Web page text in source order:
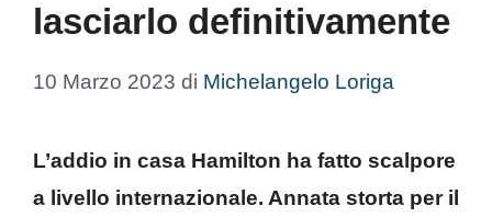
lasciarlo definitivamente
10 Marzo 2023 di Michelangelo Loriga
L’addio in casa Hamilton ha fatto scalpore
a livello internazionale. Annata storta per il